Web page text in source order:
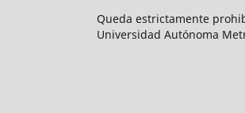
Queda estrictamente
Universidad Autónoma